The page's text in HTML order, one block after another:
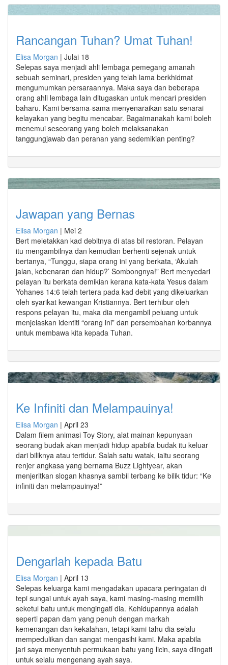
Rancangan Tuhan? Umat Tuhan!
Elisa Morgan | Julai 18
Selepas saya menjadi ahli lembaga pemegang amanah
sebuah seminari, presiden yang telah lama berkhidmat
mengumumkan persaraannya. Maka saya dan beberapa
orang ahli lembaga lain ditugaskan untuk mencari presiden
baharu. Kami bersama-sama menyenaraikan satu senarai
kelayakan yang begitu mencabar. Bagaimanakah kami boleh
menemui seseorang yang boleh melaksanakan
tanggungjawab dan peranan yang sedemikian penting?
Jawapan yang Bernas
Elisa Morgan | Mei 2
Bert meletakkan kad debitnya di atas bil restoran. Pelayan
itu mengambilnya dan kemudian berhenti sejenak untuk
bertanya, “Tunggu, siapa orang ini yang berkata, ‘Akulah
jalan, kebenaran dan hidup?’ Sombongnya!” Bert menyedari
pelayan itu berkata demikian kerana kata-kata Yesus dalam
Yohanes 14:6 telah tertera pada kad debit yang dikeluarkan
oleh syarikat kewangan Kristiannya. Bert terhibur oleh
respons pelayan itu, maka dia mengambil peluang untuk
menjelaskan identiti “orang ini” dan persembahan korbannya
untuk membawa kita kepada Tuhan.
Ke Infiniti dan Melampauinya!
Elisa Morgan | April 23
Dalam filem animasi Toy Story, alat mainan kepunyaan
seorang budak akan menjadi hidup apabila budak itu keluar
dari biliknya atau tertidur. Salah satu watak, iaitu seorang
renjer angkasa yang bernama Buzz Lightyear, akan
menjeritkan slogan khasnya sambil terbang ke bilik tidur: “Ke
infiniti dan melampauinya!”
Dengarlah kepada Batu
Elisa Morgan | April 13
Selepas keluarga kami mengadakan upacara peringatan di
tepi sungai untuk ayah saya, kami masing-masing memilih
seketul batu untuk mengingati dia. Kehidupannya adalah
seperti papan dam yang penuh dengan markah
kemenangan dan kekalahan, tetapi kami tahu dia selalu
mempedulikan dan sangat mengasihi kami. Maka apabila
jari saya menyentuh permukaan batu yang licin, saya diingati
untuk selalu mengenang ayah saya.